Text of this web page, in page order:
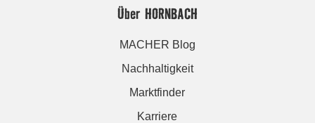
Über HORNBACH
MACHER Blog
Nachhaltigkeit
Marktfinder
Karriere